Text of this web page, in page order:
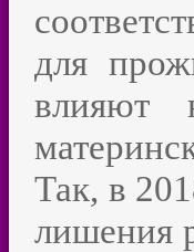
для
влияют
Так, в
лишения